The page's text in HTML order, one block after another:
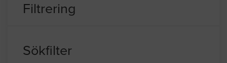
Filtrering
Sökfilter